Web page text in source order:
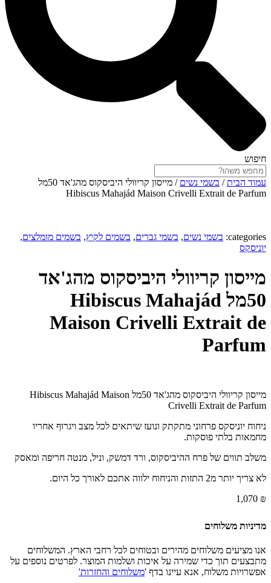
חיפוש
עמוד הבית/ בשמי נשים
/ מייסון קריוולי היביסקוס מהג'אד 50מל
Hibiscus Mahajád Maison Crivelli Extrait de Parfum
categories: בשמי נשים, בשמי גברים, בשמים לקיץ, בשמים מומלצים,
יוניסקס
מייסון קריוולי היביסקוס מהג'אד
50מל Hibiscus Mahajád
Maison Crivelli Extrait de
Parfum
מייסון קריוולי היביסקוס מהג'אד 50מל Hibiscus Mahajád Maison
Crivelli Extrait de Parfum
ניחוח יוניסקס פרחוני מתקתק ונועז שיתאים לכל מצב ויגרוף אחריו
מחמאות בלתי פוסקות.
משלב תווים של פרח ההיביסקוס, ורד דמשק, וניל, מנטה חריפה ומאסק
לא צריך יותר מ2 התזות והניחוח ילווה אתכם לאורך כל היום.
1,070 ₪
מדיניות משלוחים
אנו מציעים משלוחים מהירים ובטוחים לכל רחבי הארץ. המשלוחים
מתבצעים תוך כדי שמירה על איכות ושלמות המוצר. לפרטים נוספים על
אפשרויות משלוח, אנא עיינו בדף 'משלוחים והחזרות'